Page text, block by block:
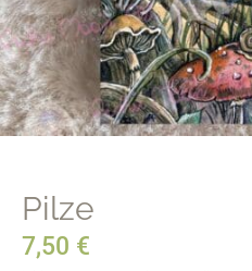
Pilze
7,50 €